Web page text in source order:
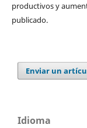
productivos y
publicado.
Enviar un
Idioma